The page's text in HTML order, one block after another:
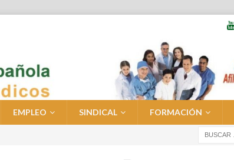
EMPLEO SINDICAL FORMACIÓN